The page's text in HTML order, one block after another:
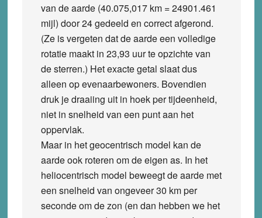
van de aarde (40.075,017 km = 24901.461
mijl) door 24 gedeeld en correct afgerond.
(Ze is vergeten dat de aarde een volledige
rotatie maakt in 23,93 uur te opzichte van
de sterren.) Het exacte getal slaat dus
alleen op evenaarbewoners. Bovendien
druk je draaiing uit in hoek per tijdeenheid,
niet in snelheid van een punt aan het
oppervlak.
Maar in het geocentrisch model kan de
aarde ook roteren om de eigen as. In het
heliocentrisch model beweegt de aarde met
een snelheid van ongeveer 30 km per
seconde om de zon (en dan hebben we het